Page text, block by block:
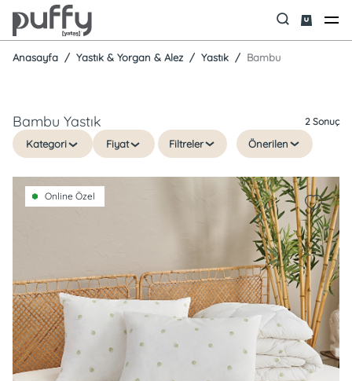
Anasayfa Yastık & Yorgan & Alez Yastık Bambu
Bambu Yastık 2 Sonuç
Kategori Fiyat Filtreler Önerilen
Online Özel